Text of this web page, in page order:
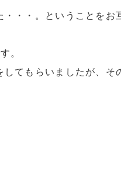
・・。ということをお
。
てもらいましたが、そ